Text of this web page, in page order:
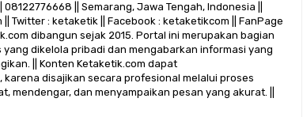
|| Semarang, Jawa Tengah, Indonesia ||
Twitter : ketaketik || Facebook : ketaketikcom || FanPage
dibangun sejak 2015. Portal ini merupakan bagian
dikelola pribadi dan mengabarkan informasi yang
|| Konten Ketaketik.com dapat
disajikan secara profesional melalui proses
mendengar, dan menyampaikan pesan yang akurat. ||